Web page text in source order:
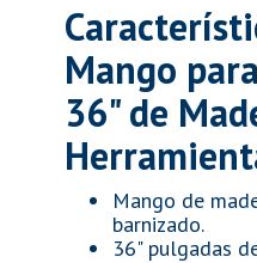
Mango
36" de
Mango de
barnizado.
36" pulgadas